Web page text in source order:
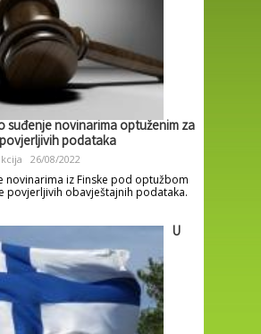
suđenje novinarima optuženim za
podataka
26/08/2022
novinarima iz Finske pod optužbom
povjerljivih obavještajnih podataka.
U